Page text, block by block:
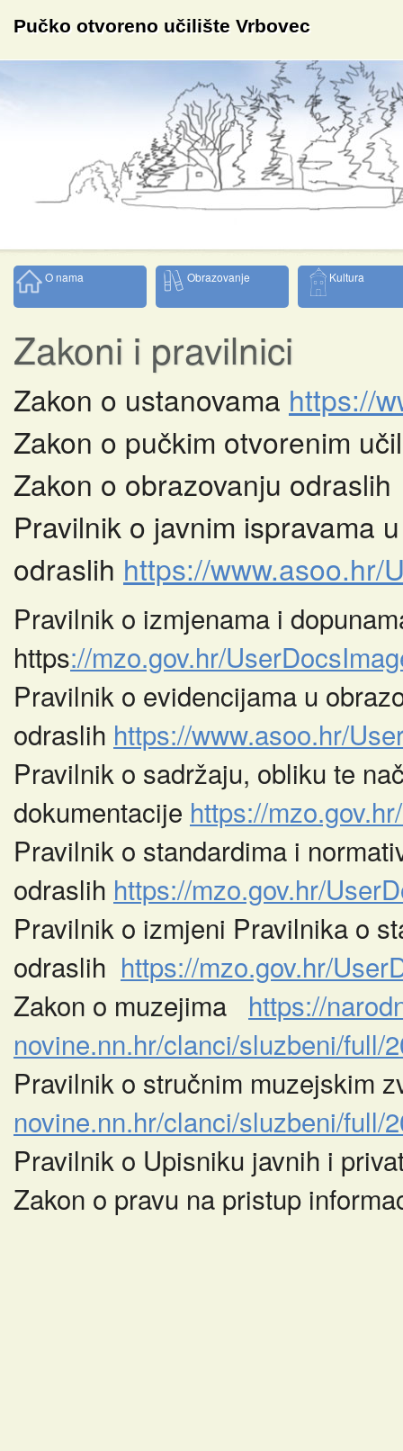
Pučko otvoreno učilište Vrbovec
O nama Obrazovanje Kultura
Zakoni i pravilnici
Zakon o ustanovama https://
Zakon o pučkim otvorenim
Zakon o obrazovanju
Pravilnik o javnim ispravama
odraslih https://www.asoo.hr/
Pravilnik o izmjenama i
https://mzo.gov.hr/
Pravilnik o evidencijama u
odraslih https://www.asoo.hr/
Pravilnik o sadržaju, obliku te
dokumentacije https://
Pravilnik o standardima i
odraslih https://mzo.gov.hr/
Pravilnik o izmjeni Pravilnika o
odraslih https://mzo.gov.hr/
Zakon o muzejima https://
novine.nn.hr/clanci/sluzbeni/full/
Pravilnik o stručnim muzejskim
novine.nn.hr/clanci/sluzbeni/full/
Pravilnik o Upisniku javnih i
Zakon o pravu na pristup